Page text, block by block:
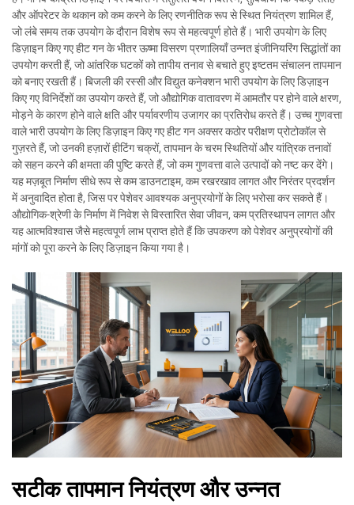
और ऑपरेटर के थकान को कम करने के लिए रणनीतिक रूप से स्थित नियंत्रण शामिल हैं,
जो लंबे समय तक उपयोग के दौरान विशेष रूप से महत्वपूर्ण होते हैं। भारी उपयोग के लिए
डिज़ाइन किए गए हीट गन के भीतर ऊष्मा विसरण प्रणालियाँ उन्नत इंजीनियरिंग सिद्धांतों का
उपयोग करती हैं, जो आंतरिक घटकों को तापीय तनाव से बचाते हुए इष्टतम संचालन तापमान
को बनाए रखती हैं। बिजली की रस्सी और विद्युत कनेक्शन भारी उपयोग के लिए डिज़ाइन
किए गए विनिर्देशों का उपयोग करते हैं, जो औद्योगिक वातावरण में आमतौर पर होने वाले क्षरण,
मोड़ने के कारण होने वाले क्षति और पर्यावरणीय उजागर का प्रतिरोध करते हैं। उच्च गुणवत्ता
वाले भारी उपयोग के लिए डिज़ाइन किए गए हीट गन अक्सर कठोर परीक्षण प्रोटोकॉल से
गुज़रते हैं, जो उनकी हज़ारों हीटिंग चक्रों, तापमान के चरम स्थितियों और यांत्रिक तनावों
को सहन करने की क्षमता की पुष्टि करते हैं, जो कम गुणवत्ता वाले उत्पादों को नष्ट कर देंगे।
यह मज़बूत निर्माण सीधे रूप से कम डाउनटाइम, कम रखरखाव लागत और निरंतर प्रदर्शन
में अनुवादित होता है, जिस पर पेशेवर आवश्यक अनुप्रयोगों के लिए भरोसा कर सकते हैं।
औद्योगिक-श्रेणी के निर्माण में निवेश से विस्तारित सेवा जीवन, कम प्रतिस्थापन लागत और
यह आत्मविश्वास जैसे महत्वपूर्ण लाभ प्राप्त होते हैं कि उपकरण को पेशेवर अनुप्रयोगों की
मांगों को पूरा करने के लिए डिज़ाइन किया गया है।
सटीक तापमान नियंत्रण और उन्नत